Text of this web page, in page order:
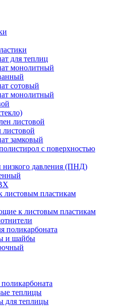
для теплиц
монолитный
сотовый
монолитный
листовой
замковый
с поверхностью
низкого давления (ПНД)
пластикам
к листовым пластикам
поликарбоната
и шайбы
теплицы
для теплицы